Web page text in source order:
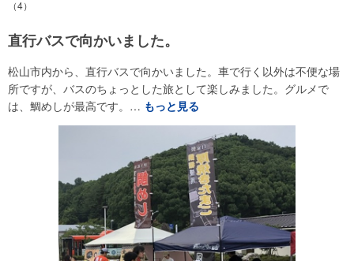
（4）
直行バスで向かいました。
松山市内から、直行バスで向かいました。車で行く以外は不便な場
所ですが、バスのちょっとした旅として楽しみました。グルメで
は、鯛めしが最高です。… もっと見る